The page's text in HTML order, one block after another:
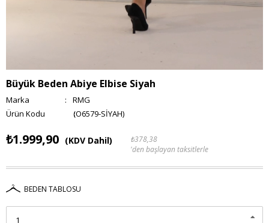
Büyük Beden Abiye Elbise Siyah
Marka :
RMG
(O6579-SİYAH)
₺1.999,90 (KDV Dahil)
₺378,38
'den başlayan taksitlerle
BEDEN TABLOSU